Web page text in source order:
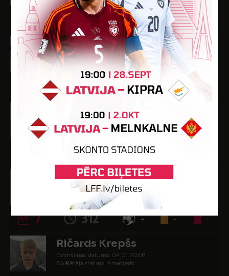
3 243 - - -
Jānis Grants
Dzimšanas datums: 18.03.1993.
Spēlētāja statuss: Amatieris (FSS)
- - - -
Bruno Kivkucāns
Spēlētāja statuss: Amatieris (FSS)
585 5
Mārtiņš Kļavis
Dzimšanas datums: 15.02.2006.
Spēlētāja statuss: Amatieris
7 312 - - -
Ričards Krepšs
Dzimšanas datums: 04.01.2008.
Spēlētāja statuss: Amatieris